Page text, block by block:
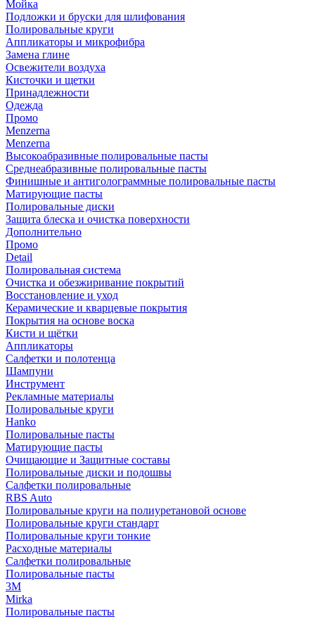
Мойка
Подложки и бруски для шлифования
Полировальные круги
Аппликаторы и микрофибра
Замена глине
Освежители воздуха
Кисточки и щетки
Принадлежности
Одежда
Промо
Menzerna
Menzerna
Высокоабразивные полировальные пасты
Среднеабразивные полировальные пасты
Финишные и антиголограммные полировальные пасты
Матирующие пасты
Полировальные диски
Защита блеска и очистка поверхности
Дополнительно
Промо
Detail
Полировальная система
Очистка и обезжиривание покрытий
Восстановление и уход
Керамические и кварцевые покрытия
Покрытия на основе воска
Кисти и щётки
Аппликаторы
Салфетки и полотенца
Шампуни
Инструмент
Рекламные материалы
Полировальные круги
Hanko
Полировальные пасты
Матирующие пасты
Очищающие и Защитные составы
Полировальные диски и подошвы
Салфетки полировальные
RBS Auto
Полировальные круги на полиуретановой основе
Полировальные круги стандарт
Полировальные круги тонкие
Расходные материалы
Салфетки полировальные
Полировальные пасты
3М
Mirka
Полировальные пасты